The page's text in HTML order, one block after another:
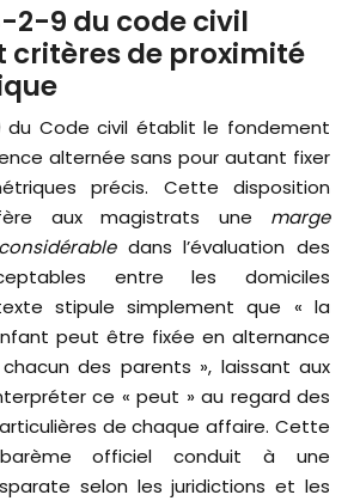
2-9 du code civil
critères de proximité
du Code civil établit le fondement
alternée sans pour autant fixer
précis. Cette disposition
aux magistrats une marge
dans l’évaluation des
entre les domiciles
stipule simplement que « la
peut être fixée en alternance
des parents », laissant aux
ce « peut » au regard des
de chaque affaire. Cette
officiel conduit à une
selon les juridictions et les